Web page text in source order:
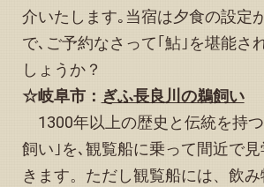
2025.04.01
「予約状況」お知らせページの4月カレン
ました
2025.03.25
トップページを更新し、「美濃赤坂駅のIC
機設置のお知らせ」と、下方の「観光情
ト等のお知らせ」を更新しました
2025.03.21
「予約状況」お知らせページの４月・５
介いたします｡当宿は夕食の設定
で､ご予約なさって｢鮎｣を堪能さ
しょうか？
☆岐阜市： ぎふ長良川の鵜飼い
1300年以上の歴史と伝統を持
飼い｣を､観覧船に乗って間近で
きます。ただし観覧船には、飲